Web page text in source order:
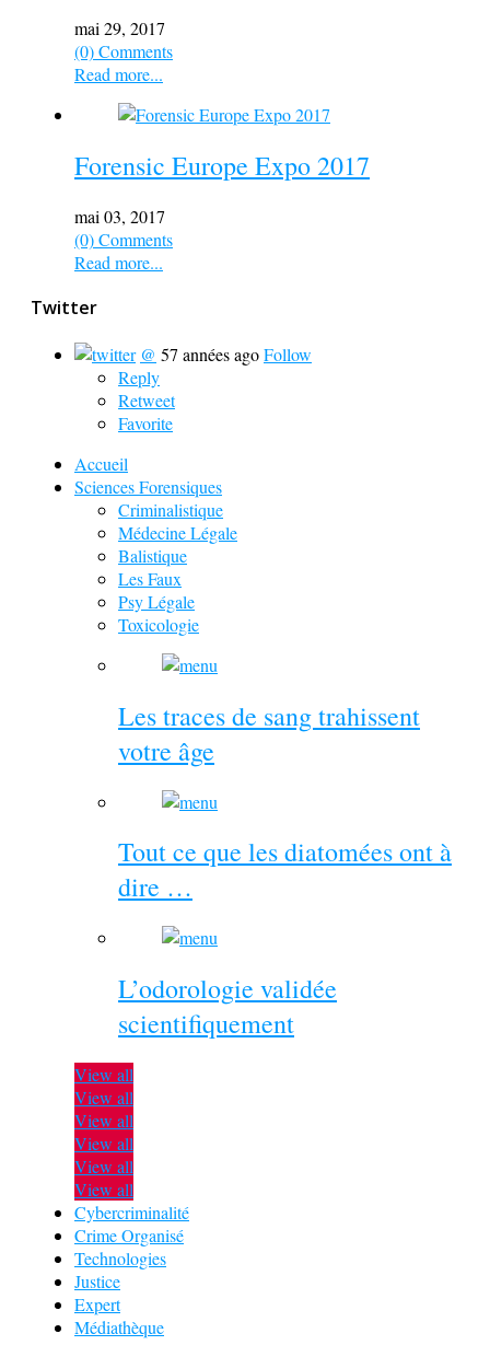
mai 29, 2017
(0) Comments
Read more...
Forensic Europe Expo 2017
mai 03, 2017
(0) Comments
Read more...
Twitter
@ 57 années agoFollow
Reply
Retweet
Favorite
Accueil
Sciences Forensiques
Criminalistique
Médecine Légale
Balistique
Les Faux
Psy Légale
Toxicologie
Les traces de sang trahissent
votre âge
Tout ce que les diatomées ont à
dire …
L’odorologie validée
scientifiquement
View all
View all
View all
View all
View all
View all
Cybercriminalité
Crime Organisé
Technologies
Justice
Expert
Médiathèque